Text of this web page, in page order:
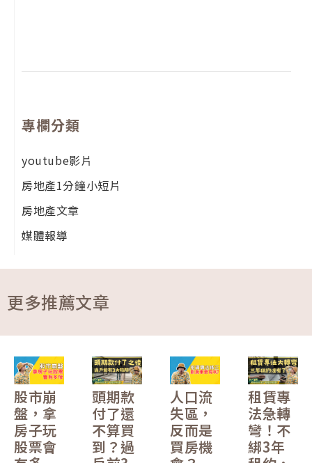
專欄分類
youtube影片
房地產1分鐘小短片
房地產文章
媒體報導
更多推薦文章
股市崩
盤，拿
房子玩
股票會
頭期款
付了還
不算買
到？過
人口流
失區，
反而是
買房機
租賃專
法急轉
彎！不
綁3年